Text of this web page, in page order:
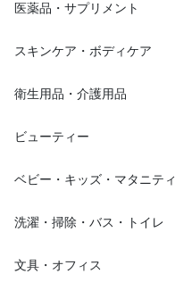
医薬品・サプリメント
スキンケア・ボディケア
衛生用品・介護用品
ビューティー
ベビー・キッズ・マタニティ
洗濯・掃除・バス・トイレ
文具・オフィス